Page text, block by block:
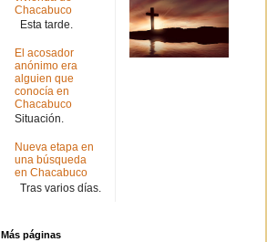
Chacabuco
Esta tarde.
El acosador
anónimo era
alguien que
conocía en
Chacabuco
Situación.
Nueva etapa en
una búsqueda
en Chacabuco
Tras varios días.
Más páginas